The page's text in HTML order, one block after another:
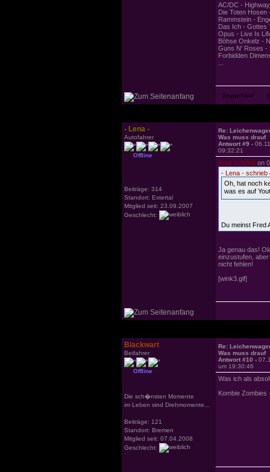
AC/DC -
Die Toten Hosen
Rammstein -
Das Ich - Gottes
Opus - Live Is
Böhse Onkelz -
Guns N' Roses -
Forbidden
- Lena -
Autofahrer
Offline
Beiträge: 314
Standort: Extertal
Mitglied seit: 23.09.2007
Geschlecht:
Re:
Was muss drauf
Antwort #9 -
09:32:21
Arne schrieb on
- Lena - schrieb
Oh, hat noch
was es auf
Du meinst Fred
Ja genau das!
einzustufen,
nicht fehlen!
[wink3.gif]
Blackwart
Beifahrer
Offline
Die sch�nsten Momente
im Leben sind Drehmomente...
Beiträge: 121
Standort: Bremen
Mitglied seit: 07.04.2008
Geschlecht:
Re:
Was muss drauf
Antwort #10 -
um 19:30:46
Was ich als
Kombie Zombies